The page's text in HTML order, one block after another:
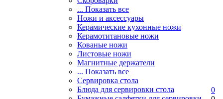
... Показать все
Ножи и аксессуары
Керамические кухонные ножи
Керамотитановые ножи
Кованые ножи
Листовые ножи
Магнитные держатели
... Показать все
Сервировка стола
Блюда для сервировки стола
0